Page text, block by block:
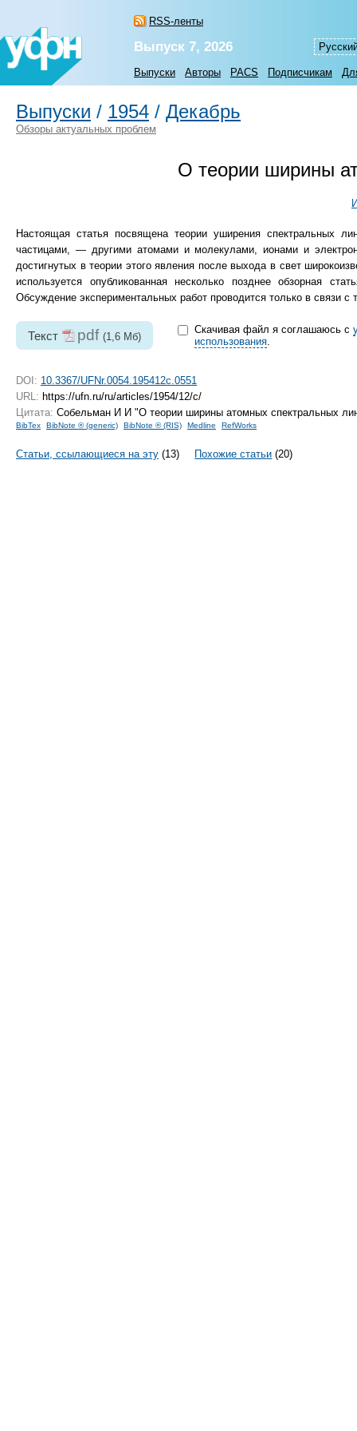
RSS-ленты
Выпуск 7, 2026
Выпуски Авторы PACS Подписчикам
Выпуски / 1954 / Декабрь
Обзоры актуальных проблем
О теории ширины
Настоящая статья посвящена теории уширения спектральных
частицами, — другими атомами и молекулами, ионами и
достигнутых в теории этого явления после выхода в свет
используется опубликованная несколько позднее обзорная
Обсуждение экспериментальных работ проводится только в связи с
Текст pdf (1,6 Мб)
Скачивая файл я соглашаюсь с
использования.
DOI: 10.3367/UFNr.0054.195412c.0551
URL: https://ufn.ru/ru/articles/1954/12/c/
Цитата: Собельман И И "О теории ширины атомных спектральных
BibTex BibNote ® (generic) BibNote ® (RIS) Medline RefWorks
Статьи, ссылающиеся на эту (13) Похожие статьи (20)